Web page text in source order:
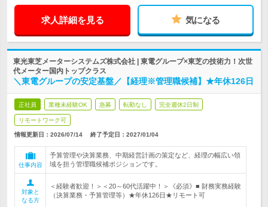
求人詳細を見る 気になる
東光東芝メーターシステムズ株式会社 | 東電グループ×東芝の技術力！次世
代メーター国内トップクラス
＼東電グループの安定基盤／【経理※管理職候補】★年休126日
正社員 業種未経験OK 急募 転勤なし 完全週休2日制
リモートワーク可
情報更新日：2026/07/14 終了予定日： 2027/01/04
仕事内容
予算管理や決算業務、中期経営計画の策定など、経理の幅広い領
域を担う管理職候補ポジションです。
対象と
なる方
＜経験者歓迎！＞＜20～60代活躍中！＞《必須》■ 財務実務経験
（決算業務・予算管理等）★年休126日★リモート可